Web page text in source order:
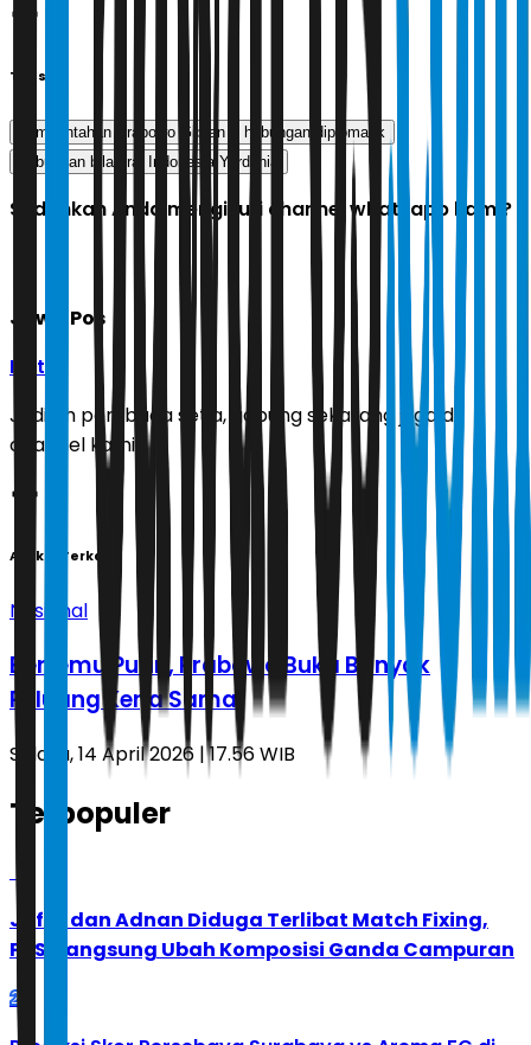
Tags
pemerintahan Prabowo Gibran
hubungan diplomatik
hubungan bilateral Indonesia Yordania
Sudahkah Anda mengikuti channel whatsapp kami?
Jawa Pos
Ikuti
Jadilah pembaca setia, gabung sekarang juga di
channel kami!
Artikel Terkait
Nasional
Bertemu Putin, Prabowo Buka Banyak
Peluang Kerja Sama
Selasa, 14 April 2026 | 17.56 WIB
Terpopuler
1
Jafar dan Adnan Diduga Terlibat Match Fixing,
PBSI Langsung Ubah Komposisi Ganda Campuran
2